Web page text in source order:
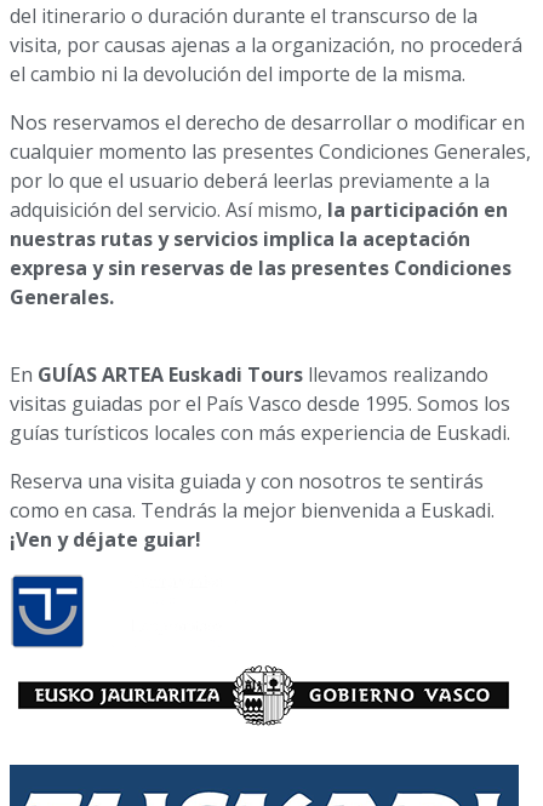
del itinerario o duración durante el transcurso de la
visita, por causas ajenas a la organización, no procederá
el cambio ni la devolución del importe de la misma.
Nos reservamos el derecho de desarrollar o modificar en
cualquier momento las presentes Condiciones Generales,
por lo que el usuario deberá leerlas previamente a la
adquisición del servicio. Así mismo, la participación en
nuestras rutas y servicios implica la aceptación
expresa y sin reservas de las presentes Condiciones
Generales.
En GUÍAS ARTEA Euskadi Tours llevamos realizando
visitas guiadas por el País Vasco desde 1995. Somos los
guías turísticos locales con más experiencia de Euskadi.
Reserva una visita guiada y con nosotros te sentirás
como en casa. Tendrás la mejor bienvenida a Euskadi.
¡Ven y déjate guiar!